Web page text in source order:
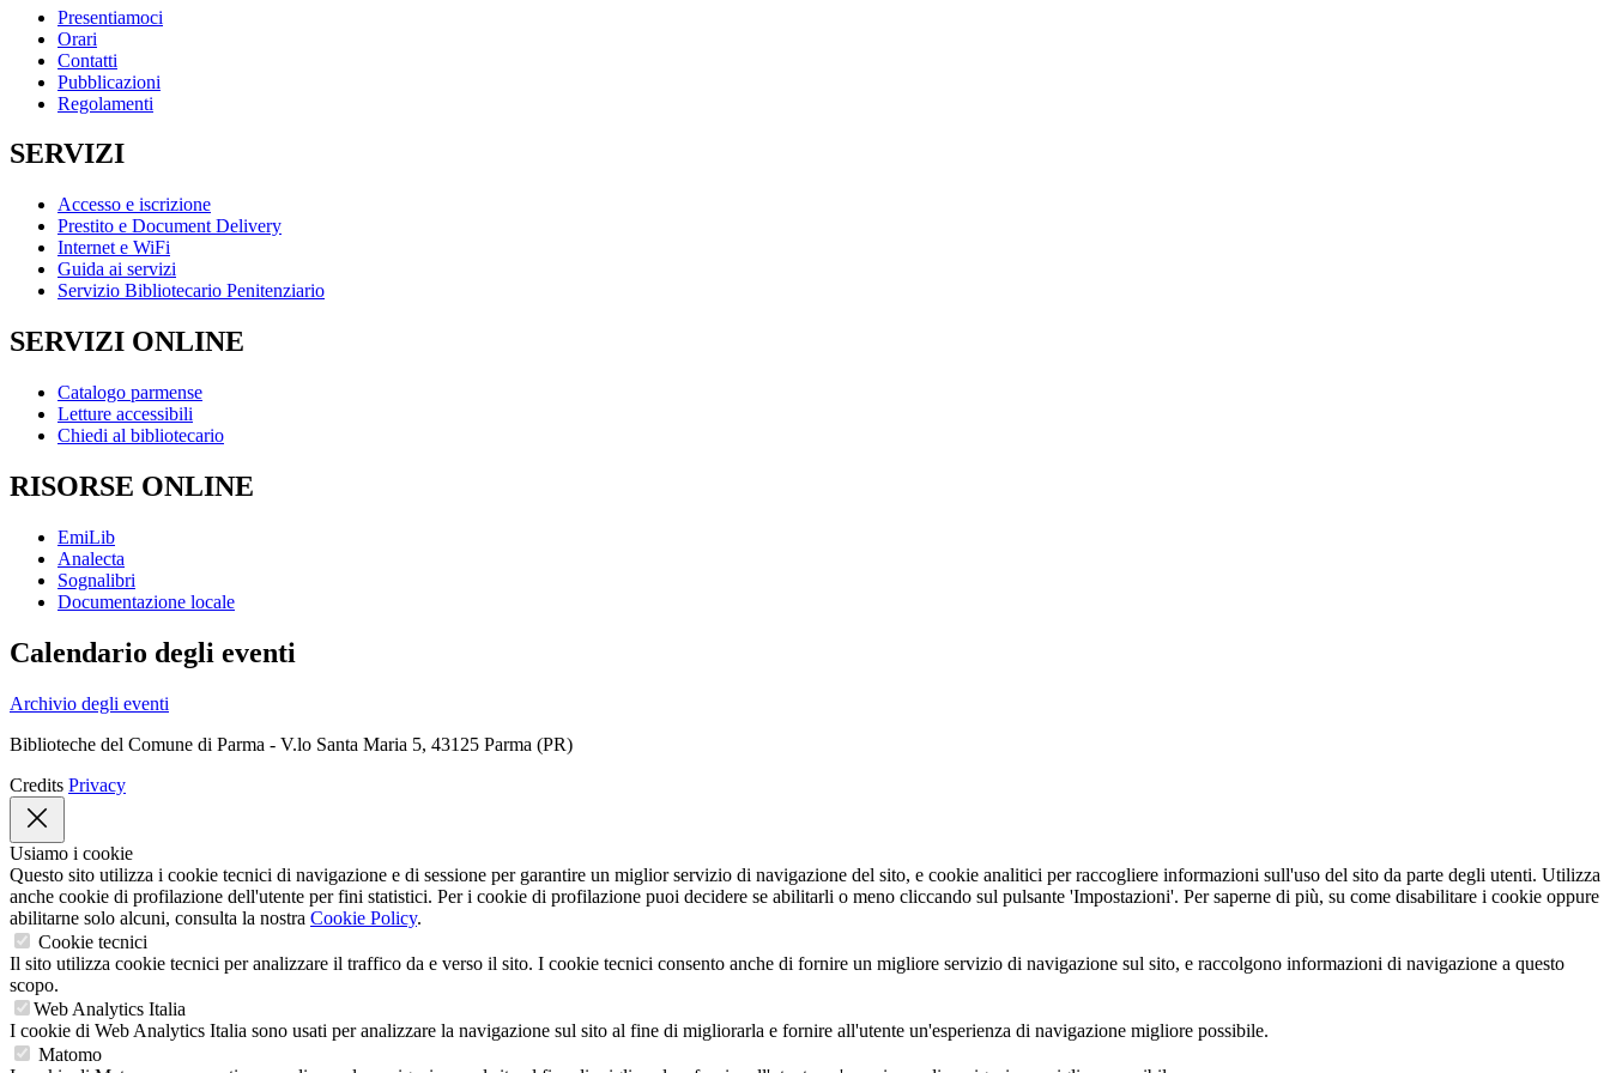
Presentiamoci
Orari
Contatti
Pubblicazioni
Regolamenti
SERVIZI
Accesso e iscrizione
Prestito e Document Delivery
Internet e WiFi
Guida ai servizi
Servizio Bibliotecario Penitenziario
SERVIZI ONLINE
Catalogo parmense
Letture accessibili
Chiedi al bibliotecario
RISORSE ONLINE
EmiLib
Analecta
Sognalibri
Documentazione locale
Calendario degli eventi
Archivio degli eventi
Biblioteche del Comune di Parma - V.lo Santa Maria 5, 43125 Parma (PR)
Credits Privacy
Usiamo i cookie
Questo sito utilizza i cookie tecnici di navigazione e di sessione per garantire un miglior servizio di navigazione del sito, e cookie analitici per raccogliere informazioni sull'uso del sito da parte degli utenti. Utilizza
anche cookie di profilazione dell'utente per fini statistici. Per i cookie di profilazione puoi decidere se abilitarli o meno cliccando sul pulsante 'Impostazioni'. Per saperne di più, su come disabilitare i cookie oppure
abilitarne solo alcuni, consulta la nostra Cookie Policy.
Cookie tecnici
Il sito utilizza cookie tecnici per analizzare il traffico da e verso il sito. I cookie tecnici consento anche di fornire un migliore servizio di navigazione sul sito, e raccolgono informazioni di navigazione a questo
scopo.
Web Analytics Italia
I cookie di Web Analytics Italia sono usati per analizzare la navigazione sul sito al fine di migliorarla e fornire all'utente un'esperienza di navigazione migliore possibile.
Matomo